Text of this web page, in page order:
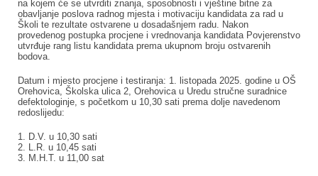
na kojem će se utvrditi znanja, sposobnosti i vještine bitne za
obavljanje poslova radnog mjesta i motivaciju kandidata za rad u
Školi te rezultate ostvarene u dosadašnjem radu. Nakon
provedenog postupka procjene i vrednovanja kandidata Povjerenstvo
utvrđuje rang listu kandidata prema ukupnom broju ostvarenih
bodova.
Datum i mjesto procjene i testiranja: 1. listopada 2025. godine u OŠ
Orehovica, Školska ulica 2, Orehovica u Uredu stručne suradnice
defektologinje, s početkom u 10,30 sati prema dolje navedenom
redoslijedu:
1. D.V. u 10,30 sati
2. L.R. u 10,45 sati
3. M.H.T. u 11,00 sat